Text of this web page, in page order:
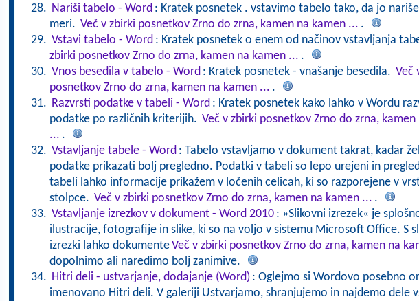
Nariši tabelo - Word : Kratek posnetek . vstavimo tabelo tako, da jo
meri. Več v zbirki posnetkov Zrno do zrna, kamen na kamen ... .
Vstavi tabelo - Word : Kratek posnetek o enem od načinov vstavljanja
zbirki posnetkov Zrno do zrna, kamen na kamen ... .
Vnos besedila v tabelo - Word : Kratek posnetek - vnašanje besedila. Več
posnetkov Zrno do zrna, kamen na kamen ... .
Razvrsti podatke v tabeli - Word : Kratek posnetek kako lahko v Wordu
podatke po različnih kriterijih. Več v zbirki posnetkov Zrno do zrna, kamen
... .
Vstavljanje tabele - Word : Tabelo vstavljamo v dokument takrat, kadar
podatke prikazati bolj pregledno. Podatki v tabeli so lepo urejeni in
tabeli lahko informacije prikažem v ločenih celicah, ki so razporejene v
stolpce. Več v zbirki posnetkov Zrno do zrna, kamen na kamen ... .
Vstavljanje izrezkov v dokument - Word 2010 : »Slikovni izrezek« je
ilustracije, fotografije in slike, ki so na voljo v sistemu Microsoft Office. S
izrezki lahko dokumenteVeč v zbirki posnetkov Zrno do zrna, kamen na
dopolnimo ali naredimo bolj zanimive.
Hitri deli - ustvarjanje, dodajanje (Word) : Oglejmo si Wordovo posebno
imenovano Hitri deli. V galeriji Ustvarjamo, shranjujemo in najdemo dele